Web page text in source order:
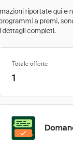
riportate qui
a premi,
dettagli completi.
Totale offerte
1